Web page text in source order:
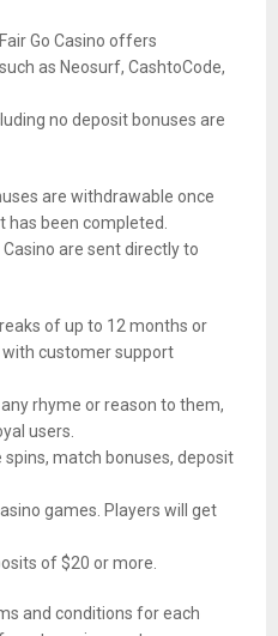
Go Casino offers
as Neosurf, CashtoCode,
no deposit bonuses are
are withdrawable once
has been completed.
are sent directly to
of up to 12 months or
customer support
rhyme or reason to them,
users.
match bonuses, deposit
games. Players will get
of $20 or more.
and conditions for each